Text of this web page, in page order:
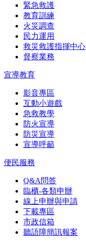
緊急救護
教育訓練
火災調查
民力運用
救災救護指揮中心
督察業務
宣導教育
影音專區
互動小遊戲
急救教學
防火宣導
防災宣導
宣導呼籲
便民服務
Q&A問答
臨櫃-各類申辦
線上申辦與申請
下載專區
市政信箱
聽語障簡訊報案